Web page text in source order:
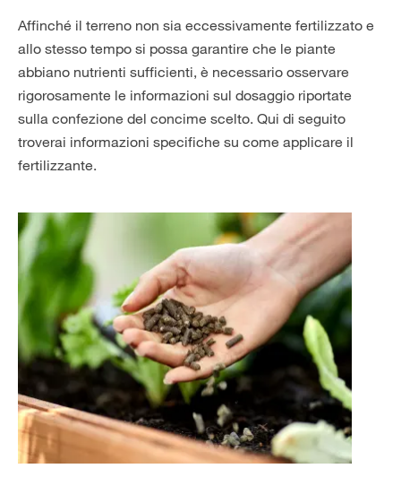
Affinché il terreno non sia eccessivamente fertilizzato e
allo stesso tempo si possa garantire che le piante
abbiano nutrienti sufficienti, è necessario osservare
rigorosamente le informazioni sul dosaggio riportate
sulla confezione del concime scelto. Qui di seguito
troverai informazioni specifiche su come applicare il
fertilizzante.